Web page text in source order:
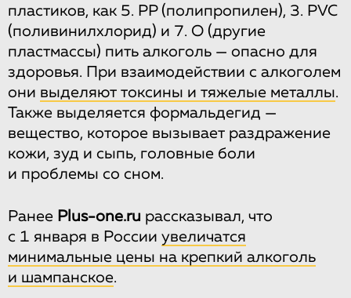
пластиков, как 5. PP (полипропилен), 3. PVC
(поливинилхлорид) и 7. O (другие
пластмассы) пить алкоголь — опасно для
здоровья. При взаимодействии с алкоголем
они выделяют токсины и тяжелые металлы.
Также выделяется формальдегид —
вещество, которое вызывает раздражение
кожи, зуд и сыпь, головные боли
и проблемы со сном.
Ранее Plus-one.ru рассказывал, что
с 1 января в России увеличатся
минимальные цены на крепкий алкоголь
и шампанское.